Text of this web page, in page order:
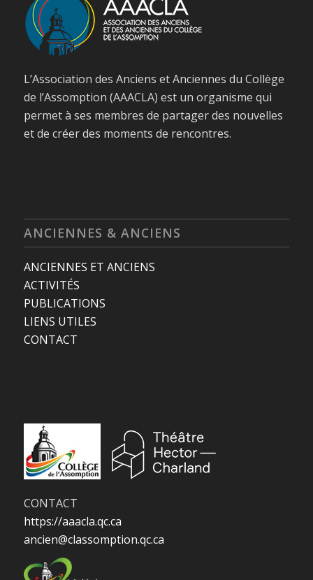
L’Association des Anciens et Anciennes du Collège
de l’Assomption (AAACLA) est un organisme qui
permet à ses membres de partager des nouvelles
et de créer des moments de rencontres.
ANCIENNES & ANCIENS
ANCIENNES ET ANCIENS
ACTIVITÉS
PUBLICATIONS
LIENS UTILES
CONTACT
CONTACT
https://aaacla.qc.ca
ancien@classomption.qc.ca